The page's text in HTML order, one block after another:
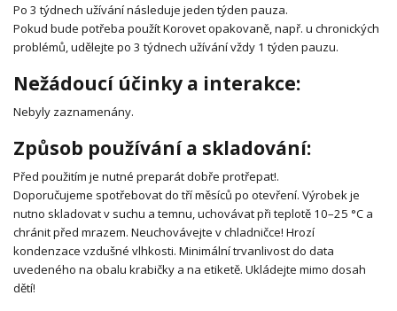
Po 3 týdnech užívání následuje jeden týden pauza.
Pokud bude potřeba použít Korovet opakovaně, např. u chronických
problémů, udělejte po 3 týdnech užívání vždy 1 týden pauzu.
Nežádoucí účinky a interakce:
Nebyly zaznamenány.
Způsob používání a skladování:
Před použitím je nutné preparát dobře protřepat!.
Doporučujeme spotřebovat do tří měsíců po otevření. Výrobek je
nutno skladovat v suchu a temnu, uchovávat při teplotě 10–25 °C a
chránit před mrazem. Neuchovávejte v chladničce! Hrozí
kondenzace vzdušné vlhkosti. Minimální trvanlivost do data
uvedeného na obalu krabičky a na etiketě. Ukládejte mimo dosah
dětí!